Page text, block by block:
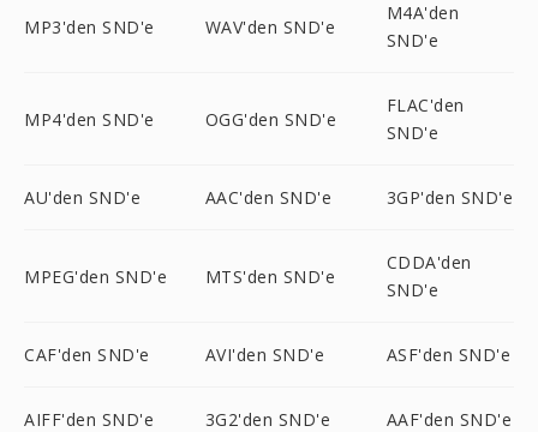
MP3'den SND'e WAV'den SND'e
M4A'den
SND'e
MP4'den SND'e OGG'den SND'e
FLAC'den
SND'e
AU'den SND'e AAC'den SND'e 3GP'den SND'e
MPEG'den SND'e MTS'den SND'e
CDDA'den
SND'e
CAF'den SND'e AVI'den SND'e ASF'den SND'e
AIFF'den SND'e 3G2'den SND'e AAF'den SND'e